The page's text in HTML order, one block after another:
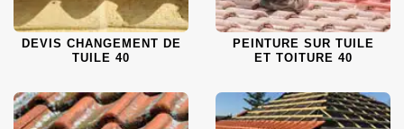
DEVIS CHANGEMENT DE
TUILE 40
PEINTURE SUR TUILE
ET TOITURE 40